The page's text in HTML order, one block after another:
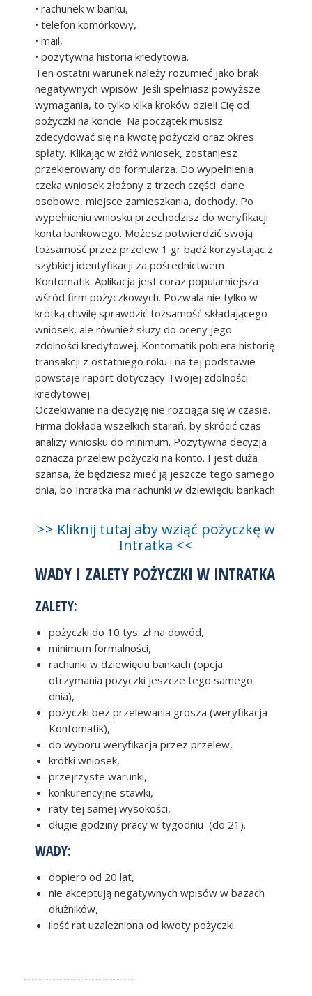
• rachunek w banku,
• telefon komórkowy,
• mail,
• pozytywna historia kredytowa.
Ten ostatni warunek należy rozumieć jako brak
negatywnych wpisów. Jeśli spełniasz powyższe
wymagania, to tylko kilka kroków dzieli Cię od
pożyczki na koncie. Na początek musisz
zdecydować się na kwotę pożyczki oraz okres
spłaty. Klikając w złóż wniosek, zostaniesz
przekierowany do formularza. Do wypełnienia
czeka wniosek złożony z trzech części: dane
osobowe, miejsce zamieszkania, dochody. Po
wypełnieniu wniosku przechodzisz do weryfikacji
konta bankowego. Możesz potwierdzić swoją
tożsamość przez przelew 1 gr bądź korzystając z
szybkiej identyfikacji za pośrednictwem
Kontomatik. Aplikacja jest coraz popularniejsza
wśród firm pożyczkowych. Pozwala nie tylko w
krótką chwilę sprawdzić tożsamość składającego
wniosek, ale również służy do oceny jego
zdolności kredytowej. Kontomatik pobiera historię
transakcji z ostatniego roku i na tej podstawie
powstaje raport dotyczący Twojej zdolności
kredytowej.
Oczekiwanie na decyzję nie rozciąga się w czasie.
Firma dokłada wszelkich starań, by skrócić czas
analizy wniosku do minimum. Pozytywna decyzja
oznacza przelew pożyczki na konto. I jest duża
szansa, że będziesz mieć ją jeszcze tego samego
dnia, bo Intratka ma rachunki w dziewięciu bankach.
>> Kliknij tutaj aby wziąć pożyczkę w
Intratka <<
WADY I ZALETY POŻYCZKI W INTRATKA
ZALETY:
pożyczki do 10 tys. zł na dowód,
minimum formalności,
rachunki w dziewięciu bankach (opcja
otrzymania pożyczki jeszcze tego samego
dnia),
pożyczki bez przelewania grosza (weryfikacja
Kontomatik),
do wyboru weryfikacja przez przelew,
krótki wniosek,
przejrzyste warunki,
konkurencyjne stawki,
raty tej samej wysokości,
długie godziny pracy w tygodniu (do 21).
WADY:
dopiero od 20 lat,
nie akceptują negatywnych wpisów w bazach
dłużników,
ilość rat uzależniona od kwoty pożyczki.